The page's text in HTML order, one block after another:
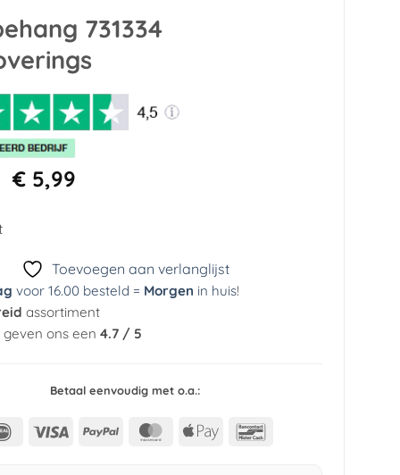
731334
Oorspronkelijke
prijs
€5,99Huidige
Toevoegen aan verlanglijst
voor 16.00 besteld = Morgen in huis!
assortiment
ons een 4.7 / 5
Betaal eenvoudig met o.a.:
IDeal Visa PayPal MasterCard
Apple